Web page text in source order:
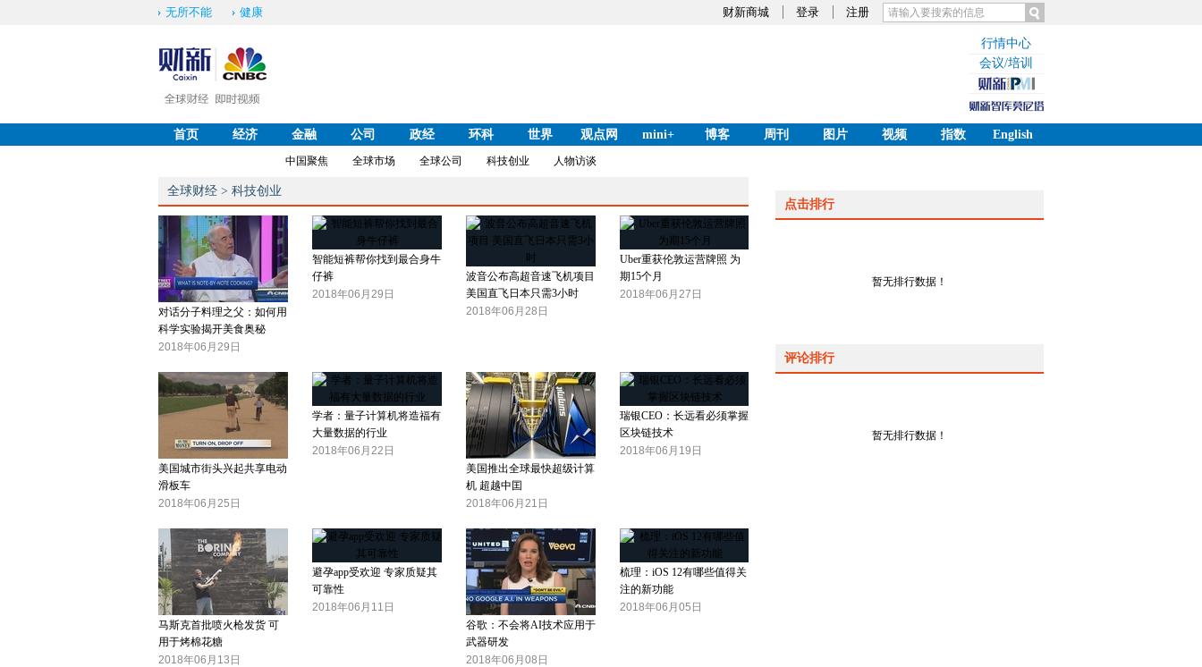
财新商城 登录 注册
无所不能 健康
行情中心
会议/培训
首页 经济 金融 公司 政经 环科 世界 观点网 mini+ 博客 周刊 图片 视频 指数 English
中国聚焦 全球市场 全球公司 科技创业 人物访谈
全球财经 > 科技创业
对话分子料理之父：如何用
科学实验揭开美食奥秘
2018年06月29日
智能短裤帮你找到最合身牛
仔裤
2018年06月29日
波音公布高超音速飞机项目
美国直飞日本只需3小时
2018年06月28日
Uber重获伦敦运营牌照 为
期15个月
2018年06月27日
美国城市街头兴起共享电动
滑板车
2018年06月25日
学者：量子计算机将造福有
大量数据的行业
2018年06月22日
美国推出全球最快超级计算
机 超越中囯
2018年06月21日
瑞银CEO：长远看必须掌握
区块链技术
2018年06月19日
马斯克首批喷火枪发货 可
用于烤棉花糖
2018年06月13日
避孕app受欢迎 专家质疑其
可靠性
2018年06月11日
谷歌：不会将AI技术应用于
武器研发
2018年06月08日
梳理：iOS 12有哪些值得关
注的新功能
2018年06月05日
点击排行
暂无排行数据！
评论排行
暂无排行数据！